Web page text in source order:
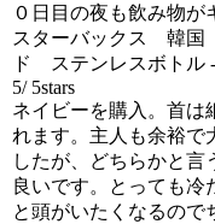
０日目の夜も飲み物が
スターバックス 韓国
ド ステンレスボトル
5/ 5stars
ネイビーを購入。首は
れます。主人も余裕で
したが、どちらかと
良いです。とっても冷
と頭がいたくなるので